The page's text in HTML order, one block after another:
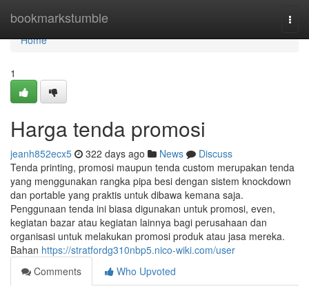
bookmarkstumble
Home
Home
1
Harga tenda promosi
jeanh852ecx5 322 days ago News
Discuss
Tenda printing, promosi maupun tenda custom merupakan tenda
yang menggunakan rangka pipa besi dengan sistem knockdown
dan portable yang praktis untuk dibawa kemana saja.
Penggunaan tenda ini biasa digunakan untuk promosi, even,
kegiatan bazar atau kegiatan lainnya bagi perusahaan dan
organisasi untuk melakukan promosi produk atau jasa mereka.
Bahan https://stratfordg310nbp5.nico-wiki.com/user
Comments
Who Upvoted